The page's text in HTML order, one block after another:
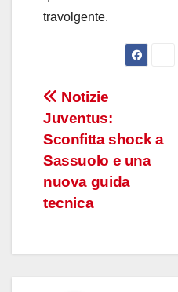
travolgente.
Navigazione
articoli
Notizie
Juventus:
Sconfitta shock a
Sassuolo e una
nuova guida
tecnica